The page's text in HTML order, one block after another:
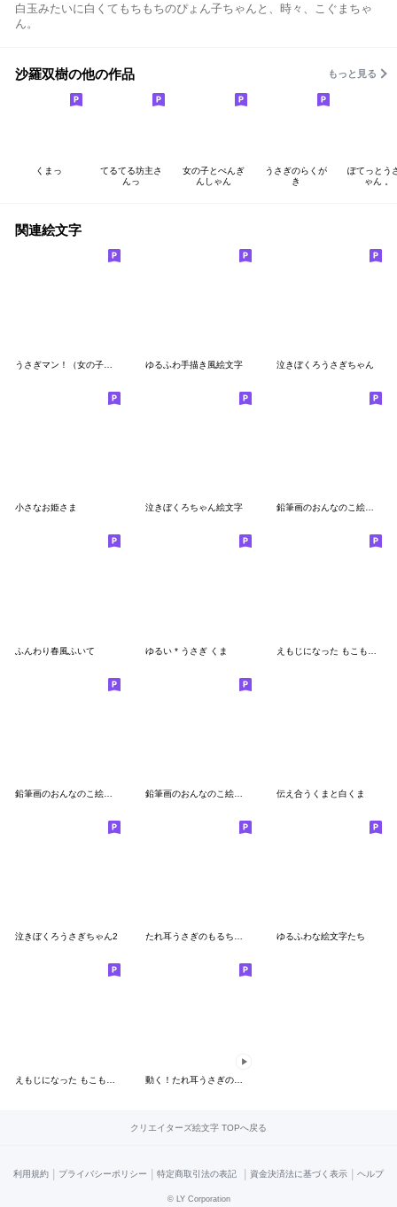
白玉みたいに白くてもちもちのぴょん子ちゃんと、時々、こぐまちゃ
ん。
沙羅双樹の他の作品 もっと見る
くまっ
てるてる坊主さ
んっ
女の子とぺんぎ
んしゃん
うさぎのらくが
き
ぽてっとう
ゃん 。
関連絵文字
ゆるふわ手描き風絵文字 泣きぼくろうさぎちゃん
小さなお姫さま 泣きぼくろちゃん絵文字 鉛筆画のおんなのこ絵文字 8（お返事）
ふんわり春風ふいて ゆるい * うさぎ くま
伝え合うくまと白くま
泣きぼくろうさぎちゃん2 たれ耳うさぎのもるちゃん日常編。 ゆるふわな絵文字たち
クリエイターズ絵文字 TOPへ戻る
利用規約 | プライバシーポリシー | 特定商取引法の表記 | 資金決済法に基づく表示 | ヘルプ
© LY Corporation